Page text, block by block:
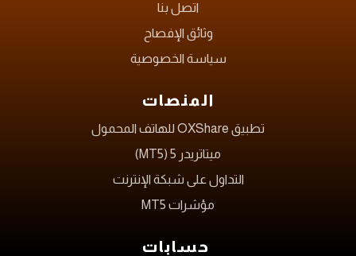
اتصل بنا
وثائق الإفصاح
سياسة الخصوصية
المنصات
تطبيق OXShare للهاتف المحمول
ميتاتريدر 5 (MT5)
التداول على شبكة الإنترنت
مؤشرات MT5
حسابات